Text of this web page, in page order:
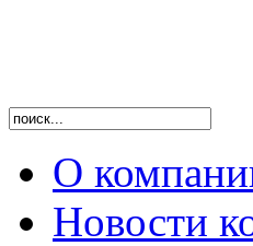
О
Новости